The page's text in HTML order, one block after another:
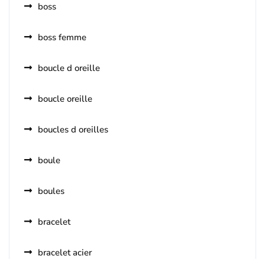
boss
boss femme
boucle d oreille
boucle oreille
boucles d oreilles
boule
boules
bracelet
bracelet acier